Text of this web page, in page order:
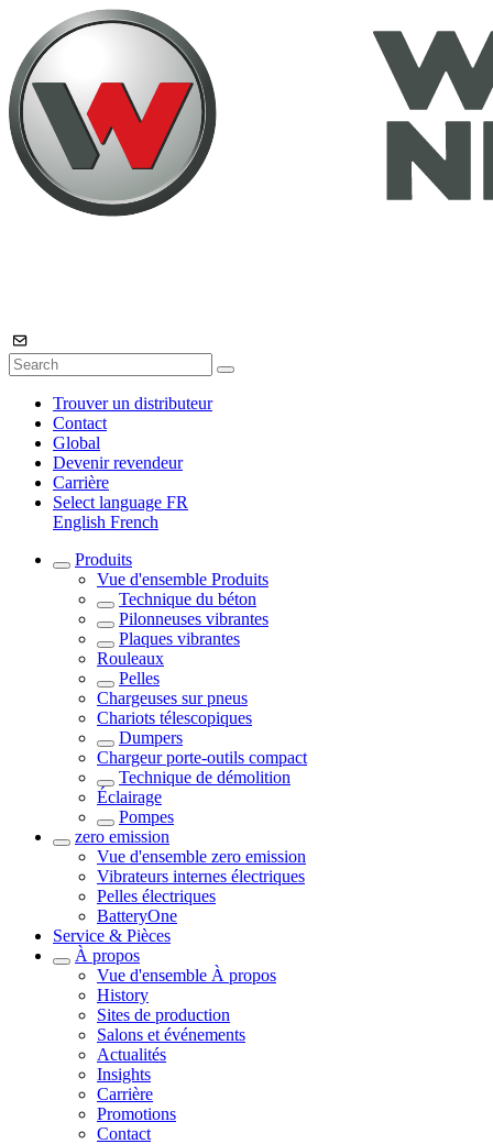
Trouver un distributeur
Contact
Global
Devenir revendeur
Carrière
Select language FR
English French
Produits
Vue d'ensemble Produits
Technique du béton
Pilonneuses vibrantes
Plaques vibrantes
Rouleaux
Pelles
Chargeuses sur pneus
Chariots télescopiques
Dumpers
Chargeur porte-outils compact
Technique de démolition
Éclairage
Pompes
zero emission
Vue d'ensemble zero emission
Vibrateurs internes électriques
Pelles électriques
BatteryOne
Service & Pièces
À propos
Vue d'ensemble À propos
History
Sites de production
Salons et événements
Actualités
Insights
Carrière
Promotions
Contact